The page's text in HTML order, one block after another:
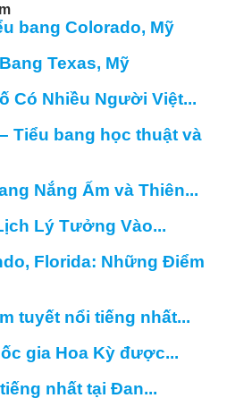
bang Colorado, Mỹ
Texas, Mỹ
Có Nhiều Người Việt...
Tiểu bang học thuật và
Nắng Ấm và Thiên...
Lý Tưởng Vào...
Florida: Những Điểm
tuyết nổi tiếng nhất...
gia Hoa Kỳ được...
nhất tại Đan...